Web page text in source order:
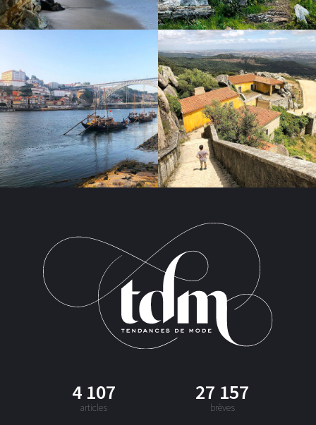
4 107
articles
27 157
brèves